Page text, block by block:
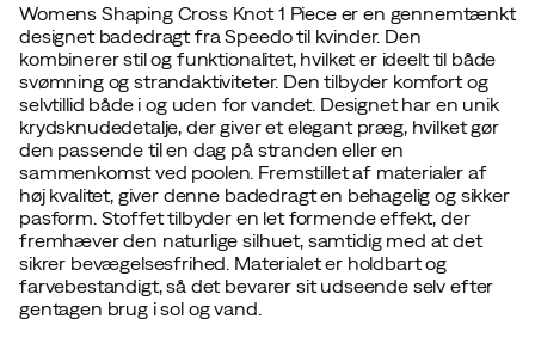
Womens Shaping Cross Knot 1 Piece er en gennemtænkt
designet badedragt fra Speedo til kvinder. Den
kombinerer stil og funktionalitet, hvilket er ideelt til både
svømning og strandaktiviteter. Den tilbyder komfort og
selvtillid både i og uden for vandet. Designet har en unik
krydsknudedetalje, der giver et elegant præg, hvilket gør
den passende til en dag på stranden eller en
sammenkomst ved poolen. Fremstillet af materialer af
høj kvalitet, giver denne badedragt en behagelig og sikker
pasform. Stoffet tilbyder en let formende effekt, der
fremhæver den naturlige silhuet, samtidig med at det
sikrer bevægelsesfrihed. Materialet er holdbart og
farvebestandigt, så det bevarer sit udseende selv efter
gentagen brug i sol og vand.